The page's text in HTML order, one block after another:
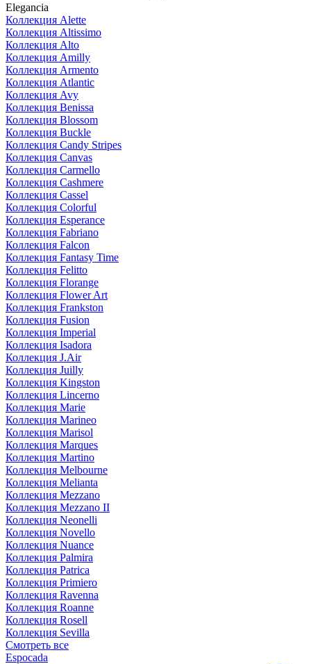
Elegancia
Коллекция Alette
Коллекция Altissimo
Коллекция Alto
Коллекция Amilly
Коллекция Armento
Коллекция Atlantic
Коллекция Avy
Коллекция Benissa
Коллекция Blossom
Коллекция Buckle
Коллекция Candy Stripes
Коллекция Canvas
Коллекция Carmello
Коллекция Cashmere
Коллекция Cassel
Коллекция Colorful
Коллекция Esperance
Коллекция Fabriano
Коллекция Falcon
Коллекция Fantasy Time
Коллекция Felitto
Коллекция Florange
Коллекция Flower Art
Коллекция Frankston
Коллекция Fusion
Коллекция Imperial
Коллекция Isadora
Коллекция J.Air
Коллекция Juilly
Коллекция Kingston
Коллекция Lincerno
Коллекция Marie
Коллекция Marineo
Коллекция Marisol
Коллекция Marques
Коллекция Martino
Коллекция Melbourne
Коллекция Melianta
Коллекция Mezzano
Коллекция Mezzano II
Коллекция Neonelli
Коллекция Novello
Коллекция Nuance
Коллекция Palmira
Коллекция Patrica
Коллекция Primiero
Коллекция Ravenna
Коллекция Roanne
Коллекция Rosell
Коллекция Sevilla
Смотреть все
Espocada